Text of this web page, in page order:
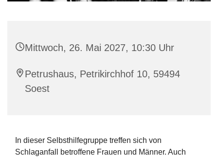
Mittwoch, 26. Mai 2027, 10:30 Uhr
Petrushaus, Petrikirchhof 10, 59494
Soest
In dieser Selbsthilfegruppe treffen sich von
Schlaganfall betroffene Frauen und Männer. Auch